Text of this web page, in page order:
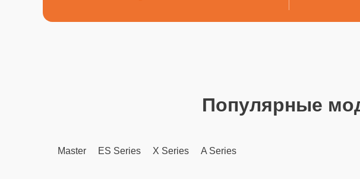
Популярные
Master ES Series X Series A Series